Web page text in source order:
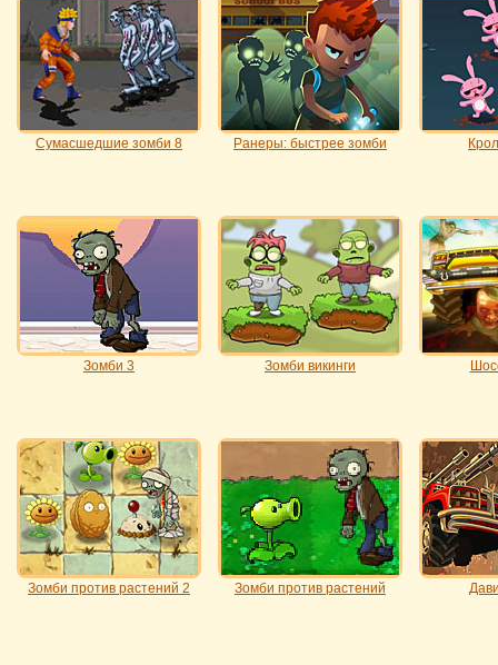
Сумасшедшие зомби 8 Ранеры: быстрее зомби
Зомби 3 Зомби викинги
Зомби против растений 2 Зомби против растений